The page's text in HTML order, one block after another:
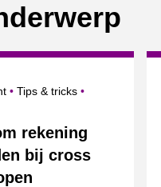
rekening
bij cross
Tips & tricks Onderwerpen